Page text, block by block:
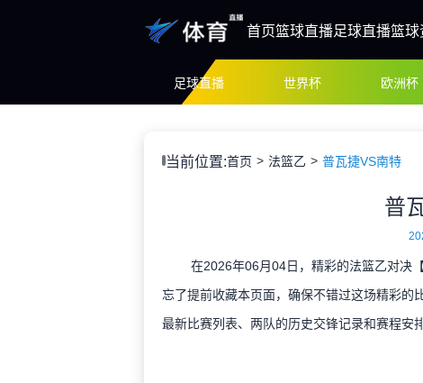
首页篮球直播足球直播篮球
足球直播 世界杯 欧洲杯
当前位置:首页 法篮乙 普瓦捷VS南特
普
在2026年06月04日，精彩的法篮乙对决
忘了提前收藏本页面，确保不错过这场精彩的
最新比赛列表、两队的历史交锋记录和赛程安